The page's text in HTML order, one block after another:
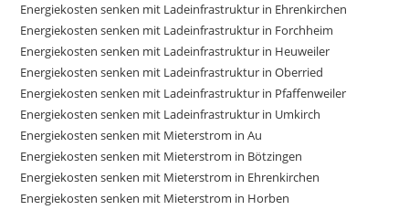
Energiekosten senken mit Ladeinfrastruktur in Ehrenkirchen
Energiekosten senken mit Ladeinfrastruktur in Forchheim
Energiekosten senken mit Ladeinfrastruktur in Heuweiler
Energiekosten senken mit Ladeinfrastruktur in Oberried
Energiekosten senken mit Ladeinfrastruktur in Pfaffenweiler
Energiekosten senken mit Ladeinfrastruktur in Umkirch
Energiekosten senken mit Mieterstrom in Au
Energiekosten senken mit Mieterstrom in Bötzingen
Energiekosten senken mit Mieterstrom in Ehrenkirchen
Energiekosten senken mit Mieterstrom in Horben